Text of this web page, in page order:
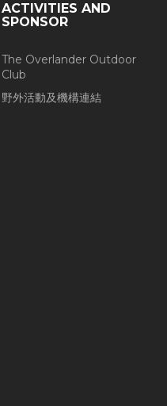
ACTIVITIES AND
SPONSOR
The Overlander Outdoor
Club
野外活動及機構連結